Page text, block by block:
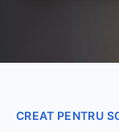
CREAT PENTRU